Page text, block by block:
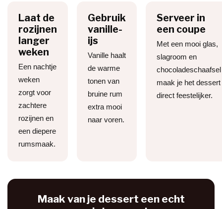
Laat de
rozijnen
langer
weken
Een nachtje
weken
zorgt voor
zachtere
rozijnen en
een diepere
rumsmaak.
Gebruik
vanille-
ijs
Vanille haalt
de warme
tonen van
bruine rum
extra mooi
naar voren.
Serveer in
een coupe
Met een mooi glas,
slagroom en
chocoladeschaafsel
maak je het dessert
direct feestelijker.
Maak van je dessert een echt